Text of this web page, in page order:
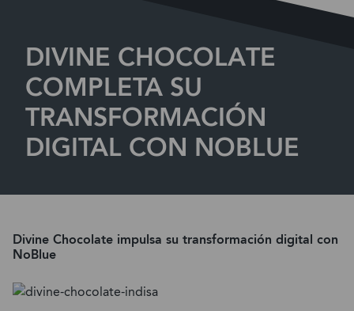
DIVINE CHOCOLATE
COMPLETA SU
TRANSFORMACIÓN
DIGITAL CON NOBLUE
Divine Chocolate impulsa su transformación digital con
NoBlue